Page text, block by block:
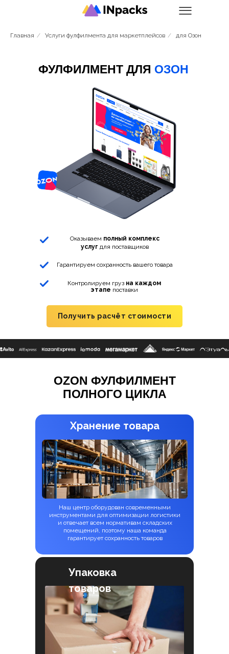
Главная / Услуги фулфилмента для маркетплейсов / для Озон
ФУЛФИЛМЕНТ ДЛЯ ОЗОН
Оказываем полный комплекс
услуг для поставщиков
Гарантируем сохранность вашего товара
Контролируем груз на каждом
этапе поставки
Получить расчёт стоимости
OZON ФУЛФИЛМЕНТ
ПОЛНОГО ЦИКЛА
Наш центр оборудован современными
инструментами для оптимизации логистики
и отвечает всем нормативам складских
помещений, поэтому наша команда
гарантирует сохранность товаров
Хранение товара
Упаковка
товаров